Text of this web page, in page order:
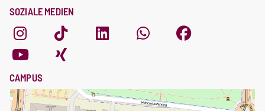
SOZIALE MEDIEN
CAMPUS